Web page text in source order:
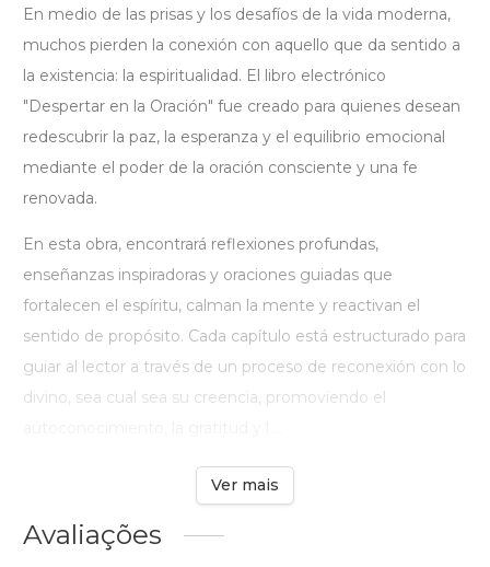
En medio de las prisas y los desafíos de la vida moderna,
muchos pierden la conexión con aquello que da sentido a
la existencia: la espiritualidad. El libro electrónico
"Despertar en la Oración" fue creado para quienes desean
redescubrir la paz, la esperanza y el equilibrio emocional
mediante el poder de la oración consciente y una fe
renovada.
En esta obra, encontrará reflexiones profundas,
enseñanzas inspiradoras y oraciones guiadas que
fortalecen el espíritu, calman la mente y reactivan el
sentido de propósito. Cada capítulo está estructurado para
guiar al lector a través de un proceso de reconexión con lo
divino, sea cual sea su creencia, promoviendo el
Ver mais
Avaliações